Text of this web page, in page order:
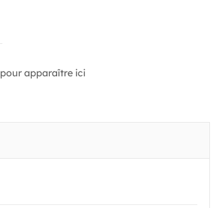
pour apparaître ici